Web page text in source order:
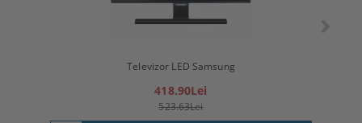
Televizor LED Samsung
418.90Lei
523.63Lei